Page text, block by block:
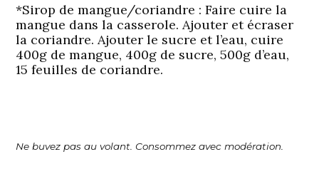
*Sirop de mangue/coriandre : Faire cuire la
mangue dans la casserole. Ajouter et écraser
la coriandre. Ajouter le sucre et l’eau, cuire
400g de mangue, 400g de sucre, 500g d’eau,
15 feuilles de coriandre.
Ne buvez pas au volant. Consommez avec modération.